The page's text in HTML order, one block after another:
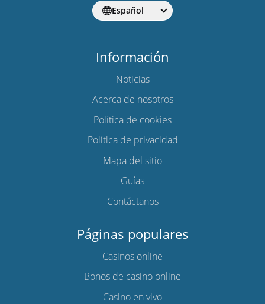
Español
Información
Noticias
Acerca de nosotros
Política de cookies
Política de privacidad
Mapa del sitio
Guías
Contáctanos
Páginas populares
Casinos online
Bonos de casino online
Casino en vivo